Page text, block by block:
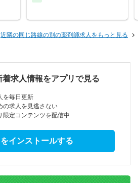
近隣の同じ路線の別の薬剤師求人をもっと見る
着求人情報をアプリで見る
を毎日更新
の求人を見逃さない
限定コンテンツを配信中
インストールする